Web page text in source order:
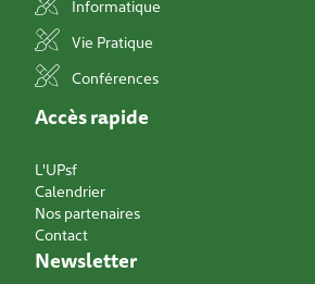
Informatique
Vie Pratique
Conférences
Accès rapide
L'UPsf
Calendrier
Nos partenaires
Contact
Newsletter